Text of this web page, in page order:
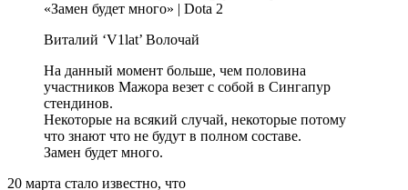
Виталий ‘V1lat’ Волочай
На данный момент больше, чем половина
участников Мажора везет с собой в Сингапур
стендинов.
Некоторые на всякий случай, некоторые потому
что знают что не будут в полном составе.
Замен будет много.
20 марта стало известно, что